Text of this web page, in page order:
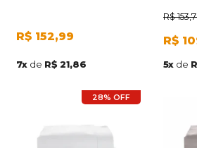
R$ 152,99
7x de R$ 21,86
R$
R$
5x de
28% OFF